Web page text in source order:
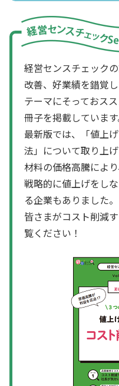
経営センスチェック
改善、好業績を錯覚
テーマにそっておス
冊子を掲載しています
最新版では、「値上
法」について取り上
材料の価格高騰によ
戦略的に値上げをし
る企業もありました。
皆さまがコスト削減
覧ください！